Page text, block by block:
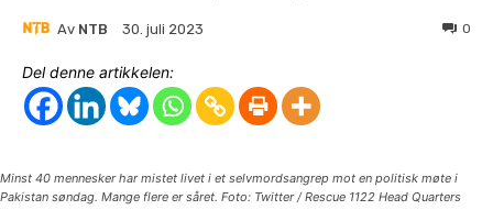
Av NTB 30. juli 2023 0
Del denne artikkelen:
Minst 40 mennesker har mistet livet i et selvmordsangrep mot en politisk møte i
Pakistan søndag. Mange flere er såret. Foto: Twitter / Rescue 1122 Head Quarters